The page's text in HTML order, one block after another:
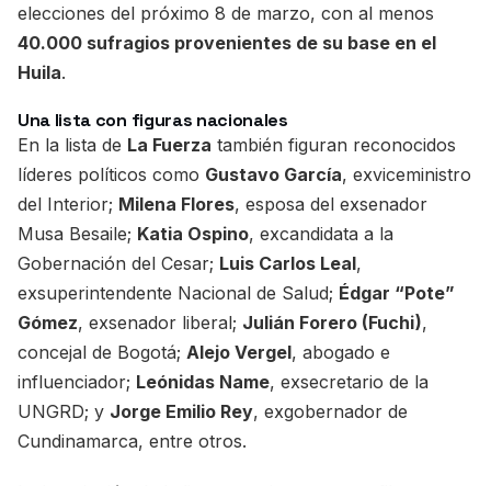
elecciones del próximo 8 de marzo, con al menos
40.000 sufragios provenientes de su base en el
Huila.
Una lista con figuras nacionales
En la lista de La Fuerza también figuran reconocidos
líderes políticos como Gustavo García, exviceministro
del Interior; Milena Flores, esposa del exsenador
Musa Besaile; Katia Ospino, excandidata a la
Gobernación del Cesar; Luis Carlos Leal,
exsuperintendente Nacional de Salud; Édgar “Pote”
Gómez, exsenador liberal; Julián Forero (Fuchi),
concejal de Bogotá; Alejo Vergel, abogado e
influenciador; Leónidas Name, exsecretario de la
UNGRD; y Jorge Emilio Rey, exgobernador de
Cundinamarca, entre otros.